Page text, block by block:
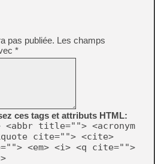
pas publiée. Les champs
*
ces tags et attributs HTML:
title=""> <acronym
cite=""> <cite>
<em> <i> <q cite="">